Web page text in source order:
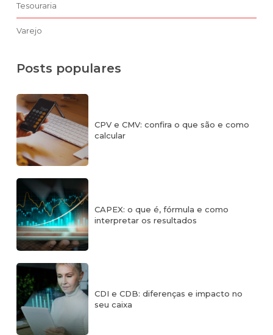
Tesouraria
Varejo
Posts populares
CPV e CMV: confira o que são e como
calcular
CAPEX: o que é, fórmula e como
interpretar os resultados
CDI e CDB: diferenças e impacto no
seu caixa